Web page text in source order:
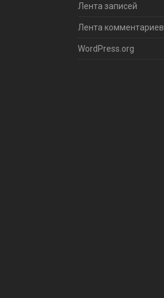
Лента записей
Лента комментариев
WordPress.org